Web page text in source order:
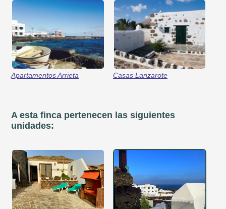
Apartamentos Arrieta Casas Lanzarote
A esta finca pertenecen las siguientes
unidades: